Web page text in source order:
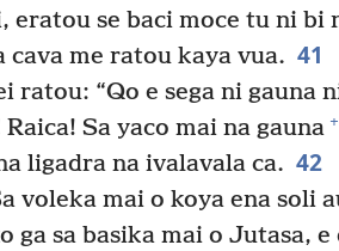
eratou se baci moce tu ni bi
cava me ratou kaya vua. 41
ratou: “Qo e sega ni gauna
Sa yaco mai na gauna +
ligadra na ivalavala ca. 42
voleka mai o koya ena soli
ga sa basika mai o Jutasa,